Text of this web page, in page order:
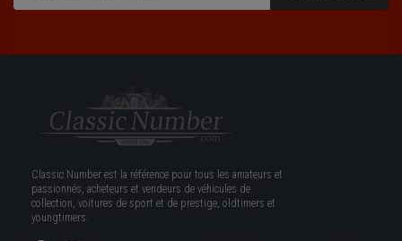
Classic Number est la référence pour tous les amateurs et
passionnés, acheteurs et vendeurs de véhicules de
collection, voitures de sport et de prestige, oldtimers et
youngtimers.